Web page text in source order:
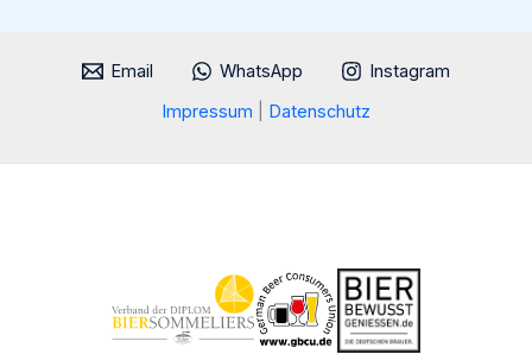
Email WhatsApp
Instagram
Impressum
Datenschutz